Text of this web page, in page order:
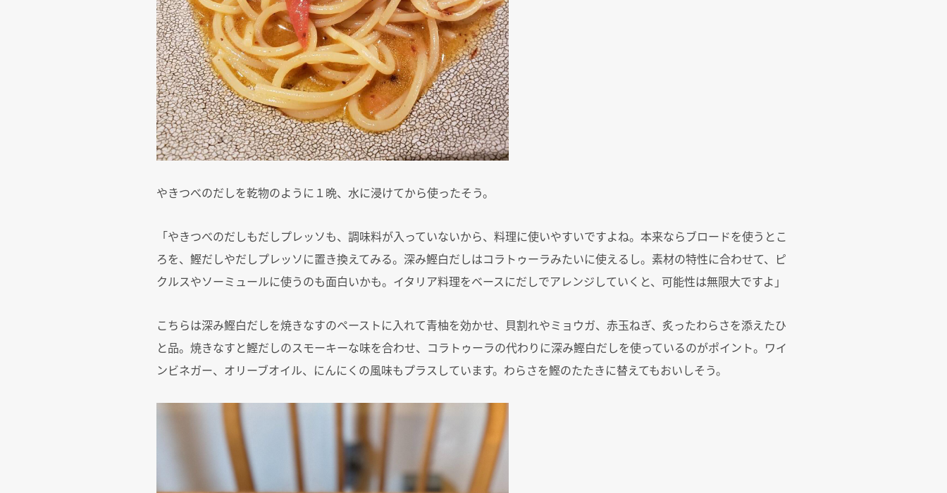
やきつべのだしを乾物のように１晩、水に浸けてから使ったそう。
「やきつべのだしもだしプレッソも、調味料が入っていないから、料理に使いやすいですよね。本来ならブロードを使うとこ
ろを、鰹だしやだしプレッソに置き換えてみる。深み鰹白だしはコラトゥーラみたいに使えるし。素材の特性に合わせて、ピ
クルスやソーミュールに使うのも面白いかも。イタリア料理をベースにだしでアレンジしていくと、可能性は無限大ですよ」
こちらは深み鰹白だしを焼きなすのペーストに入れて青柚を効かせ、貝割れやミョウガ、赤玉ねぎ、炙ったわらさを添えたひ
と品。焼きなすと鰹だしのスモーキーな味を合わせ、コラトゥーラの代わりに深み鰹白だしを使っているのがポイント。ワイ
ンビネガー、オリーブオイル、にんにくの風味もプラスしています。わらさを鰹のたたきに替えてもおいしそう。